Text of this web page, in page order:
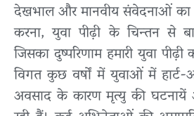
देखभाल और मानवीय संवेदनाओं
करना, युवा पीढ़ी के चिन्तन से
जिसका दुष्परिणाम हमारी युवा
विगत कुछ वर्षों में युवाओं में
अवसाद के कारण मृत्यु की